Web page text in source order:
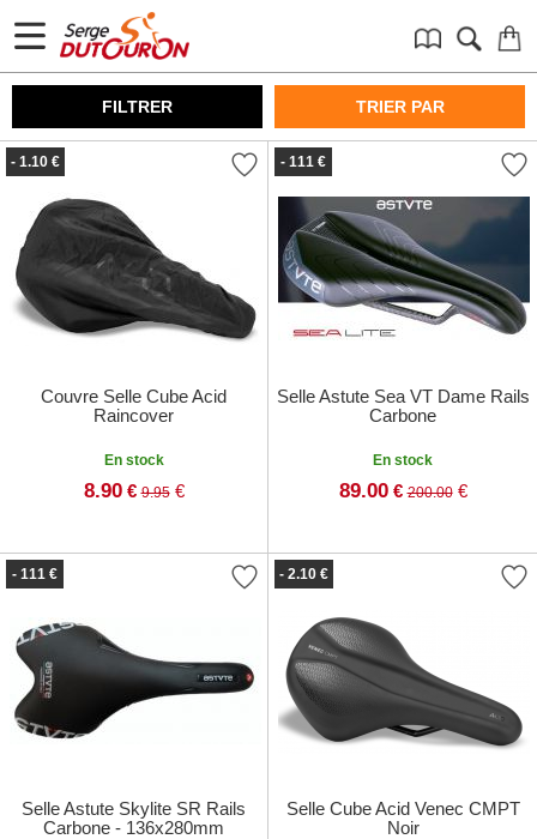
FILTRER TRIER PAR
- 1.10 €
Couvre Selle Cube Acid
Raincover
En stock
8.90 € 9.95€
- 111 €
Selle Astute Sea VT Dame Rails
Carbone
En stock
89.00 € 200.00€
- 111 €
Selle Astute Skylite SR Rails
Carbone - 136x280mm
- 2.10 €
Selle Cube Acid Venec CMPT
Noir